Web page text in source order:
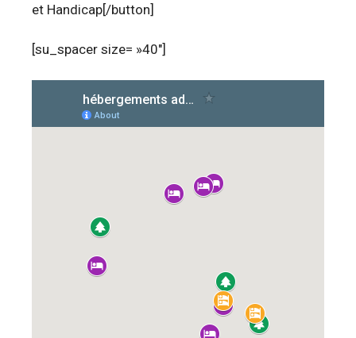
et Handicap[/button]
[su_spacer size= »40″]